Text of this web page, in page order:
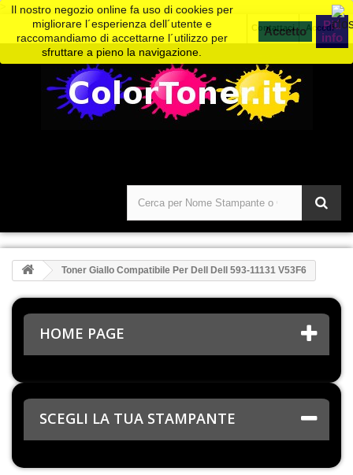
Accedi
Contattaci
Il nostro negozio online fa uso di cookies per
migliorare l´esperienza dell´utente e
raccomandiamo di accettarne l´utilizzo per
sfruttare a pieno la navigazione.
Piú
info
Toner Giallo Compatibile Per Dell Dell 593-11131 V53F6
HOME PAGE
SCEGLI LA TUA STAMPANTE